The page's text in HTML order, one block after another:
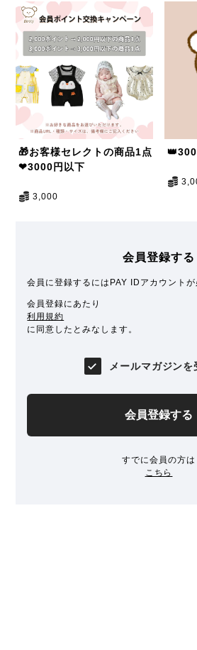
🎁お客様セレクトの商品1点
❤3000円以下
3,000
会員登録する
会員に登録するにはPAY IDアカウントが
会員登録にあたり
利用規約
に同意したとみなします。
メールマガジンを
会員登録する
すでに会員の方は
こちら